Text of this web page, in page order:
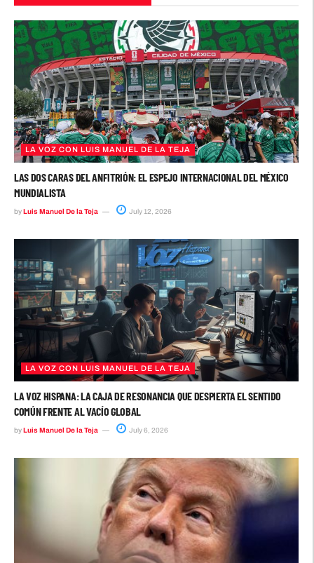
LA VOZ CON LUIS MANUEL DE LA TEJA
LAS DOS CARAS DEL ANFITRIÓN: EL ESPEJO INTERNACIONAL DEL MÉXICO
MUNDIALISTA
byLuis Manuel De la Teja July 12, 2026
LA VOZ CON LUIS MANUEL DE LA TEJA
LA VOZ HISPANA: LA CAJA DE RESONANCIA QUE DESPIERTA EL SENTIDO
COMÚN FRENTE AL VACÍO GLOBAL
byLuis Manuel De la Teja July 6, 2026